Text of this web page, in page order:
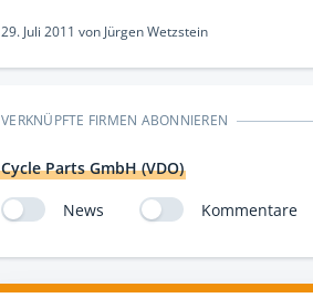
29. Juli 2011 von Jürgen Wetzstein
VERKNÜPFTE FIRMEN ABONNIEREN
Cycle Parts GmbH (VDO)
News
Kommentare